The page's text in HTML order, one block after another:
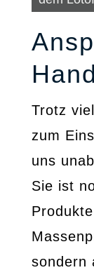
Trotz
zum
uns
Sie ist
sondern